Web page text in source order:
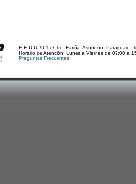
E.E.U.U. 961 c/ Tte. Fariña. Asunción, Paraguay -
Horario de Atención: Lunes a Viernes de 07:00 a
Preguntas Frecuentes